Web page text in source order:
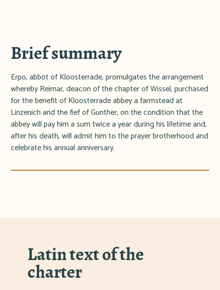
Brief summary
Erpo, abbot of Kloosterrade, promulgates the arrangement
whereby Reimar, deacon of the chapter of Wissel, purchased
for the benefit of Kloosterrade abbey a farmstead at
Linzenich and the fief of Gunther, on the condition that the
abbey will pay him a sum twice a year during his lifetime and,
after his death, will admit him to the prayer brotherhood and
celebrate his annual anniversary.
Latin text of the
charter